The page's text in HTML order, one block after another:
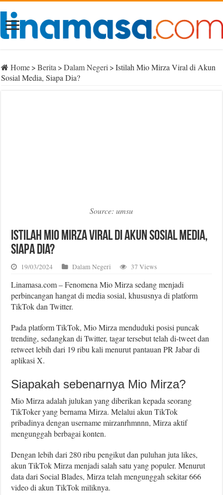
Home> Berita > Dalam Negeri > Istilah Mio Mirza Viral di Akun
Sosial Media, Siapa Dia?
Source: umsu
Istilah Mio Mirza Viral di Akun Sosial Media,
Siapa Dia?
19/03/2024 Dalam Negeri 37 Views
Linamasa.com – Fenomena Mio Mirza sedang menjadi
perbincangan hangat di media sosial, khususnya di platform
TikTok dan Twitter.
Pada platform TikTok, Mio Mirza menduduki posisi puncak
trending, sedangkan di Twitter, tagar tersebut telah di-tweet dan
retweet lebih dari 19 ribu kali menurut pantauan PR Jabar di
aplikasi X.
Siapakah sebenarnya Mio Mirza?
Mio Mirza adalah julukan yang diberikan kepada seorang
TikToker yang bernama Mirza. Melalui akun TikTok
pribadinya dengan username mirzanrhmnnn, Mirza aktif
mengunggah berbagai konten.
Dengan lebih dari 280 ribu pengikut dan puluhan juta likes,
akun TikTok Mirza menjadi salah satu yang populer. Menurut
data dari Social Blades, Mirza telah mengunggah sekitar 666
video di akun TikTok miliknya.